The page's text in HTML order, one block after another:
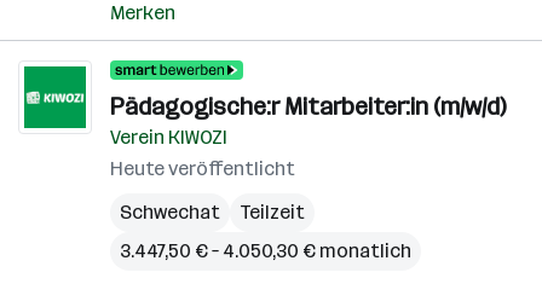
Merken
Pädagogische:r Mitarbeiter:in (m/w/d)
Verein KIWOZI
Heute veröffentlicht
Schwechat
Teilzeit
3.447,50 € – 4.050,30 € monatlich